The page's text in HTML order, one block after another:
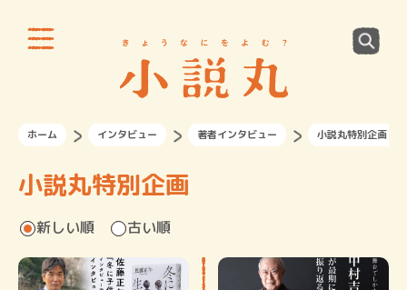
ホーム インタビュー 著者インタビュー 小説丸特別企画
小説丸特別企画
新しい順 古い順